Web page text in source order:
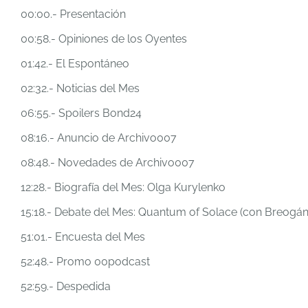
00:00.- Presentación
00:58.- Opiniones de los Oyentes
01:42.- El Espontáneo
02:32.- Noticias del Mes
06:55.- Spoilers Bond24
08:16.- Anuncio de Archivo007
08:48.- Novedades de Archivo007
12:28.- Biografía del Mes: Olga Kurylenko
15:18.- Debate del Mes: Quantum of Solace (con
51:01.- Encuesta del Mes
52:48.- Promo 00podcast
52:59.- Despedida